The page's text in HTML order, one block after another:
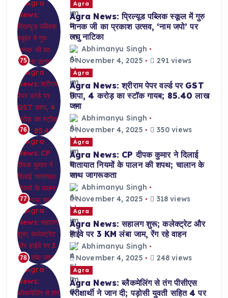
75
Agra
Agra News: प्रिल्यूड पब्लिक स्कूल में गुरु
नानक जी का प्रकाश उत्सव, ‘नाम जपो’ पर
लघु नाटिका
Abhimanyu Singh
November 4, 2025
291 views
76
Agra
Agra News: श्रीराम पेपर वर्ल्ड पर GST
छापा, 4 करोड़ का स्टॉक गायब; 85.40 लाख
जमा
Abhimanyu Singh
November 4, 2025
350 views
77
Agra
Agra News: CP दीपक कुमार ने दिलाई
यातायात नियमों के पालन की शपथ; चालान के
साथ जागरूकता
Abhimanyu Singh
November 4, 2025
318 views
78
Agra
Agra News: सहालग शुरू; कलेक्ट्रेट और
हाईवे पर 3 KM लंबा जाम, रेंग रहे वाहन
Abhimanyu Singh
November 4, 2025
248 views
Agra
Agra News: ब्लैकमेलिंग से तंग पीसीएस
परीक्षार्थी ने जान दी; पड़ोसी युवती सहित 4 पर